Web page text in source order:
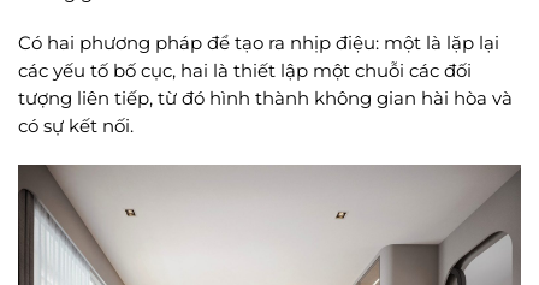
Có hai phương pháp để tạo ra nhịp điệu: một là lặp lại
các yếu tố bố cục, hai là thiết lập một chuỗi các đối
tượng liên tiếp, từ đó hình thành không gian hài hòa và
có sự kết nối.